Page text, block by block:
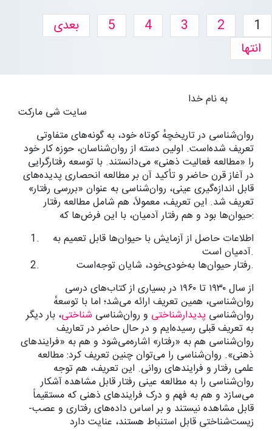
1
2
3
4
5
بعدی
انتها
به نام خدا
سایت شی مارکت
روان‌شناسی در تاریخچهٔ کوتاه خود، به گونه‌های متفاوتی
تعریف شده‌است. اولین دسته از روان‌شناسان، حوزه کار خود
را «مطالعه فعالیت ذهنی» می‌دانستند. با توسعه رفتارگرایی
در آغاز قرن حاضر و تأکید آن بر مطالعه انحصاری پدیده‌های
قابل اندازه‌گیری عینی، روان‌شناسی به عنوان «بررسی رفتار»
تعریف شد. این تعریف، معمولاً، هم شامل مطالعه رفتار
حیوان‌ها بود و هم رفتار آدمیان، با این فرض‌ها که:
اطلاعات حاصل از آزمایش با حیوان‌ها قابل تعمیم به
آدمیان است.
رفتار حیوان‌ها به‌خودی‌خود، شایان توجه‌است.
از سال ۱۹۳۰ تا ۱۹۶۰ در بسیاری از کتاب‌های درسی
روان‌شناسی، همین تعریف ارائه می‌شد؛ اما با توسعهٔ
روان‌شناسی پدیدارشناختی و روان‌شناسی شناختی، بار دیگر
به تعریف قبلی رسیده‌ایم و در حال حاضر در تعاریف
روان‌شناسی هم به «رفتار» اشاره‌می‌شود و هم به «فرایندهای
ذهنی». روان‌شناسی را می‌توان چنین تعریف کرد: مطالعه
علمی رفتار و فرایندهای روانی. این تعریف، هم توجه
روان‌شناسی را به مطالعه عینی رفتار قابل مشاهده آشکار
می‌سازد و هم به فهم و درک فرایندهای ذهنی که مستقیماً
قابل مشاهده نیستند و بر اساس داده‌های رفتاری و عصب-
زیست‌شناختی قابل استنباط هستند، عنایت دارد